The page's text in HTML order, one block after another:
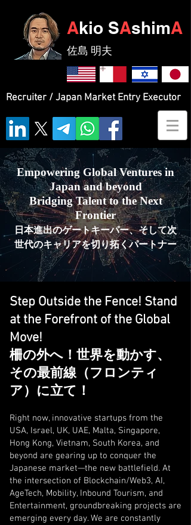
Akio SAshimA
佐島 明夫
Recruiter / Japan Market Entry Executor
Empowering Global Ventures in
Japan and beyond
Bridging Talent to the Next
Frontier
日本進出のゲートキーパー、そして次
世代のキャリアを切り拓くパートナー
Step Outside the Fence! Stand
at the Forefront of the Global
Move!
柵の外へ！世界を動かす、
その最前線（フロンティ
ア）に立て！
Right now, innovative startups from the
USA, Israel, UK, UAE, Malta, Singapore,
Hong Kong, Vietnam, South Korea, and
beyond are gearing up to conquer the
Japanese market—the new battlefield. At
the intersection of Blockchain/Web3, AI,
AgeTech, Mobility, Inbound Tourism, and
Entertainment, groundbreaking projects are
emerging every day. We are constantly